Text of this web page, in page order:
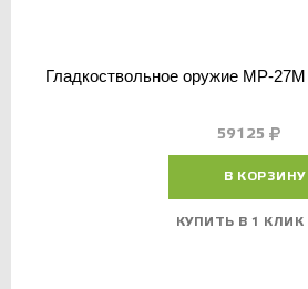
Гладкоствольное оружие МР-27М
59125
В КОРЗИНУ
КУПИТЬ В 1 КЛИК